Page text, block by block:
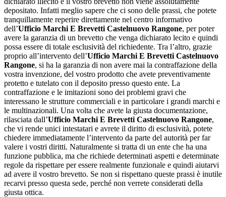
depositato. Infatti meglio sapere che ci sono delle prassi, che potete
tranquillamente reperire direttamente nel centro informativo
dell’Ufficio Marchi E Brevetti Castelnuovo Rangone, per poter
avere la garanzia di un brevetto che venga dichiarato lecito e quindi
possa essere di totale esclusività del richiedente. Tra l’altro, grazie
proprio all’intervento dell’Ufficio Marchi E Brevetti Castelnuovo
Rangone, si ha la garanzia di non avere mai la contraffazione della
vostra invenzione, del vostro prodotto che avete preventivamente
protetto e tutelato con il deposito presso questo ente. La
contraffazione e le imitazioni sono dei problemi gravi che
interessano le strutture commerciali e in particolare i grandi marchi e
le multinazionali. Una volta che avete la giusta documentazione,
rilasciata dall’Ufficio Marchi E Brevetti Castelnuovo Rangone,
che vi rende unici intestatari e avrete il diritto di esclusività, potete
chiedere immediatamente l’intervento da parte del autorità per far
valere i vostri diritti. Naturalmente si tratta di un ente che ha una
funzione pubblica, ma che richiede determinati aspetti e determinate
regole da rispettare per essere realmente funzionale e quindi aiutarvi
ad avere il vostro brevetto. Se non si rispettano queste prassi è inutile
recarvi presso questa sede, perché non verrete considerati della
giusta ottica.